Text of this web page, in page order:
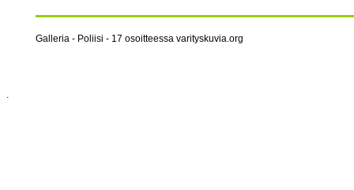
Galleria - Poliisi - 17 osoitteessa varityskuvia.org
.